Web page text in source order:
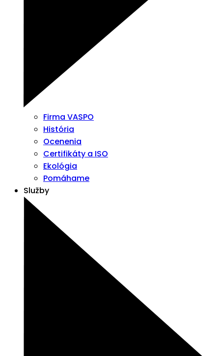
Firma VASPO
História
Ocenenia
Certifikáty a ISO
Ekológia
Pomáhame
Služby